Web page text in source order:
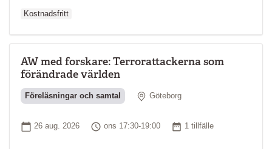
Kostnadsfritt
AW med forskare: Terrorattackerna som
förändrade världen
Föreläsningar och samtal Plats
Göteborg
Startdatum
26 aug. 2026 Tid
ons 17:30-19:00 Antal tillfällen
1 tillfälle